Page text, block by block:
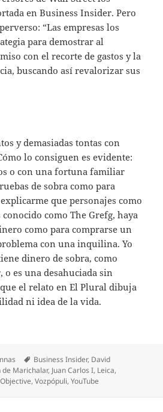
en Business Insider. Pero
“Las empresas los
para demostrar al
con el recorte de gastos y la
buscando así revalorizar sus
y demasiadas tontas con
lo consiguen es evidente:
o con una fortuna familiar
de sobra como para
que personajes como
conocido como The Grefg, haya
como para comprarse un
con una inquilina. Yo
dinero de sobra, como
o es una desahuciada sin
el relato en El Plural dibuja
ni idea de la vida.
Etiquetas
Business Insider, David
de Marichalar, Juan Carlos I, Leica,
,Vozpópuli,YouTube